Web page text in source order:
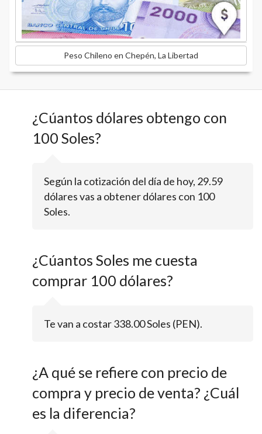
Peso Chileno en Chepén, La Libertad
¿Cúantos dólares obtengo con
100 Soles?
Según la cotización del día de hoy, 29.59
dólares vas a obtener dólares con 100
Soles.
¿Cúantos Soles me cuesta
comprar 100 dólares?
Te van a costar 338.00 Soles (PEN).
¿A qué se refiere con precio de
compra y precio de venta? ¿Cuál
es la diferencia?